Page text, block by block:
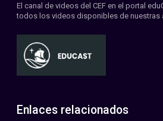
El canal de videos del CEF en el portal
todos los videos disponibles de nuestras
Enlaces relacionados